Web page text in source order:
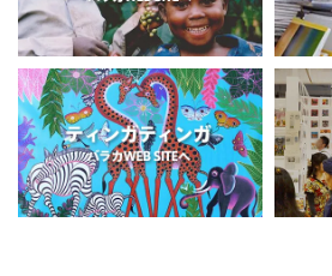
名ごとに2つのカテゴリーでご紹介します
→ 作家名 A―L
→ 作家名 M―Z
11/5：ティンガティンガ・アート～チャ
入荷！
私たちバラカは、チャリンダが遺してく
らも大切に紹介してまいります。
11/4：ティンガティンガ・アート～マサ
どんどん増えることを期待しております。
Ｔさまより ソープストーン絵皿への
アフリカン調の雑貨を並べて、玄関でキー
として使っています。
重さがあり安定感があるので使いやすいと